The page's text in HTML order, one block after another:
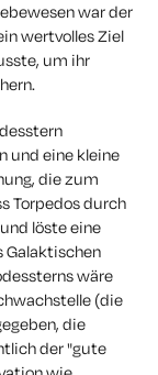
war der
wertvolles Ziel
um ihr
und eine kleine
die zum
Torpedos durch
löste eine
Galaktischen
wäre
(die
die
der "gute